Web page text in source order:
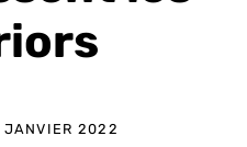
JANVIER 2022